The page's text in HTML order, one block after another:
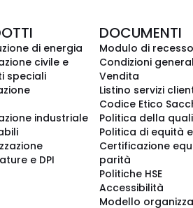
di energia
civile e
speciali
industriale
e DPI
DOCUMENTI
Modulo di recesso
Condizioni
Vendita
Listino servizi
Codice Etico
Politica della
Politica di equità
Certificazione
parità
Politiche HSE
Accessibilità
Modello